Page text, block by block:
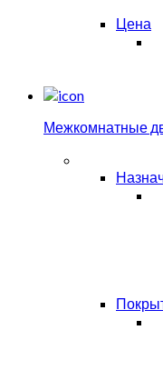
Цена
Межкомнатные